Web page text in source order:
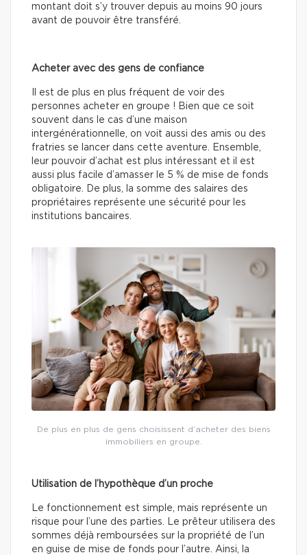
montant doit s’y trouver depuis au moins 90 jours
avant de pouvoir être transféré.
Acheter avec des gens de confiance
Il est de plus en plus fréquent de voir des
personnes acheter en groupe ! Bien que ce soit
souvent dans le cas d’une maison
intergénérationnelle, on voit aussi des amis ou des
fratries se lancer dans cette aventure. Ensemble,
leur pouvoir d’achat est plus intéressant et il est
aussi plus facile d’amasser le 5 % de mise de fonds
obligatoire. De plus, la somme des salaires des
propriétaires représente une sécurité pour les
institutions bancaires.
De plus en plus de gens choisissent d’acheter des biens
immobiliers en groupe.
Utilisation de l’hypothèque d’un proche
Le fonctionnement est simple, mais représente un
risque pour l’une des parties. Le prêteur utilisera des
sommes déjà remboursées sur la propriété de l’un
en guise de mise de fonds pour l’autre. Ainsi, la